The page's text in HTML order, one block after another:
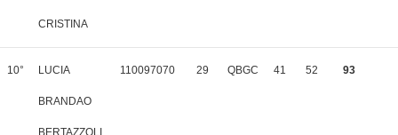
CRISTINA
10° LUCIA
BRANDAO
BERTAZZOLI
110097070 29 QBGC 41 52 93